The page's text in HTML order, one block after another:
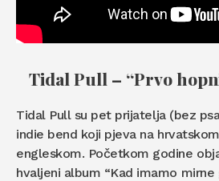
Tidal Pull – “Prvo
Tidal Pull su pet prijatelja (bez
indie bend koji pjeva na
engleskom. Početkom godine
hvaljeni album “Kad imamo mirne